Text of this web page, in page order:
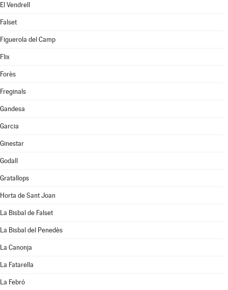
El Vendrell
Falset
Figuerola del Camp
Flix
Forès
Freginals
Gandesa
Garcia
Ginestar
Godall
Gratallops
Horta de Sant Joan
La Bisbal de Falset
La Bisbal del Penedès
La Canonja
La Fatarella
La Febró